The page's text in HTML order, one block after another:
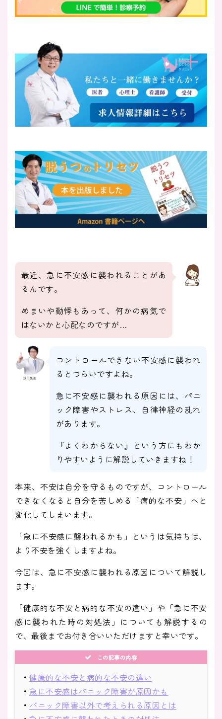
営業時間：10:00〜22:00
最近、急に不安感に襲われることがあ
るんです。
めまいや動悸もあって、何かの病気で
はないかと心配なのですが…
浅田先生
コントロールできない不安感に襲われ
るとつらいですよね。
急に不安感に襲われる原因には、パニ
ック障害やストレス、自律神経の乱れ
があります。
『よくわからない』という方にもわか
りやすいように解説していきますね！
本来、不安は自分を守るものですが、コントロール
できなくなると自分を苦しめる「病的な不安」へと
変化してしまいます。
「急に不安感に襲われるかも」というは気持ちは、
より不安を強くしますよね。
今回は、急に不安感に襲われる原因について解説し
ます。
「健康的な不安と病的な不安の違い」や「急に不安
感に襲われた時の対処法」についても解説するの
で、最後までお付き合いいただけますと幸いです。
この記事の内容
・ 健康的な不安と病的な不安の違い
・ 急に不安感はパニック障害が原因かも
・ パニック障害以外で考えられる原因とは